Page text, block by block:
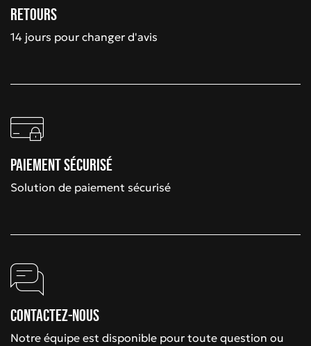
Retours
14 jours pour changer d'avis
Paiement sécurisé
Solution de paiement sécurisé
Contactez-nous
Notre équipe est disponible pour toute question ou